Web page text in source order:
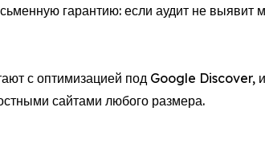
гарантию: если аудит не выявит
с оптимизацией под Google Discover,
сайтами любого размера.